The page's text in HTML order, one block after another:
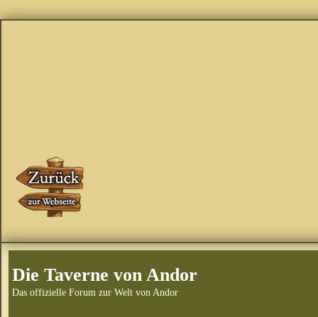
Die Taverne von Andor
Das offizielle Forum zur Welt von Andor